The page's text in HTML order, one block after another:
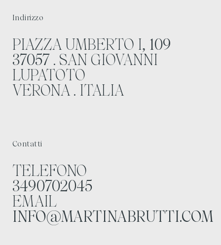
Indirizzo
PIAZZA UMBERTO I, 109
37057. SAN GIOVANNI
LUPATOTO
VERONA . ITALIA
Contatti
TELEFONO
3490702045
EMAIL
INFO@MARTINABRUTTI.COM